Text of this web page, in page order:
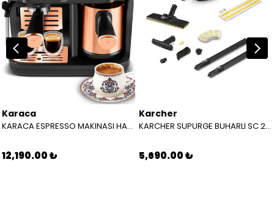
Karaca
KARACA ESPRESSO MAKINASI HATIR PERFETTO ESPRESSO T.K.M. COPPER 8683650465904
12,190.00 ₺
Karcher
KARCHER SUPURGE BUHARLI SC 2 EASYFIX EU BEYAZ 15126000
5,690.00 ₺